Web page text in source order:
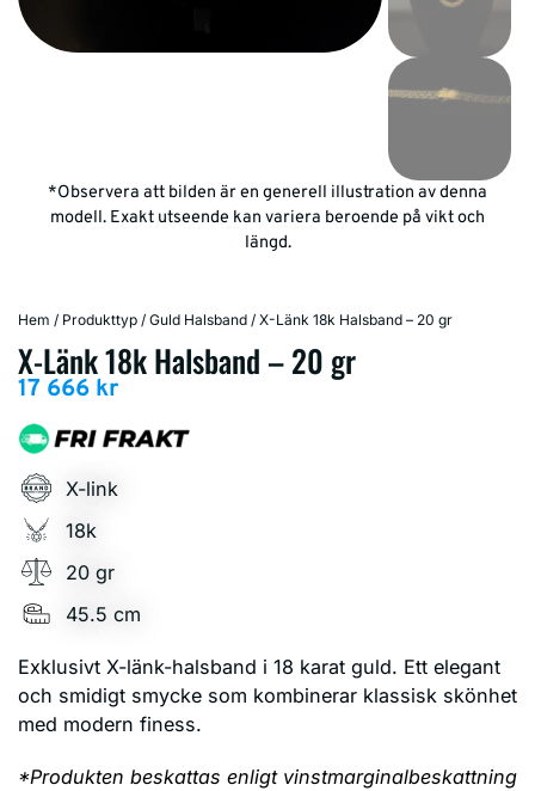
*Observera att bilden är en generell illustration av denna
modell. Exakt utseende kan variera beroende på vikt och
längd.
Hem / Produkttyp / Guld Halsband / X-Länk 18k Halsband – 20 gr
X-Länk 18k Halsband – 20 gr
17 666 kr
X-link
18k
20 gr
45.5 cm
Exklusivt X-länk-halsband i 18 karat guld. Ett elegant
och smidigt smycke som kombinerar klassisk skönhet
med modern finess.
*Produkten beskattas enligt vinstmarginalbeskattning